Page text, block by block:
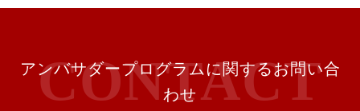
アンバサダープログラムに関するお問い合
わせ